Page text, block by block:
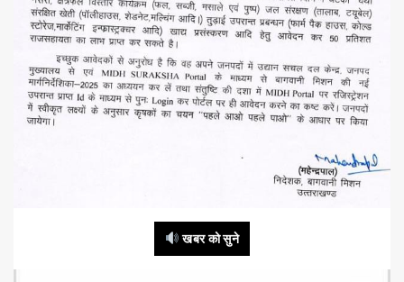
खबर को सुने